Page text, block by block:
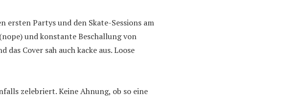
ersten Partys und den Skate-Sessions am
und konstante Beschallung von
das Cover sah auch kacke aus. Loose
zelebriert. Keine Ahnung, ob so eine